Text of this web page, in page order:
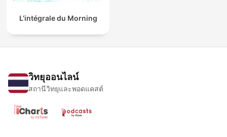
L’intégrale du Morning
วิทยุออนไลน์
สถานีวิทยุและพอดแคสต์